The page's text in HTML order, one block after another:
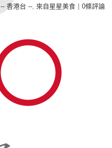
-- 香港台 --, 來自星星美食 0條評論